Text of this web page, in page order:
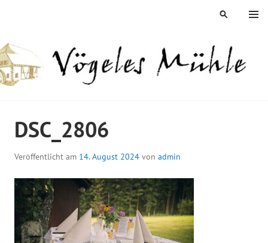
MENÜ
SUCHEN
DSC_2806
Veröffentlicht am 14. August 2024 von admin